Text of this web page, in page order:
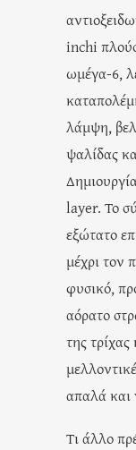
inchi
ωμέγα-6,
λάμψη,
ψαλίδας
layer. Το
εξώτατο
μέχρι τον
φυσικό,
αόρατο
της
απαλά και
Τι άλλο